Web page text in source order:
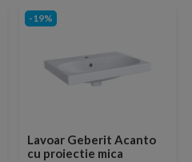
-19%
Lavoar Geberit Acanto
cu proiectie mica